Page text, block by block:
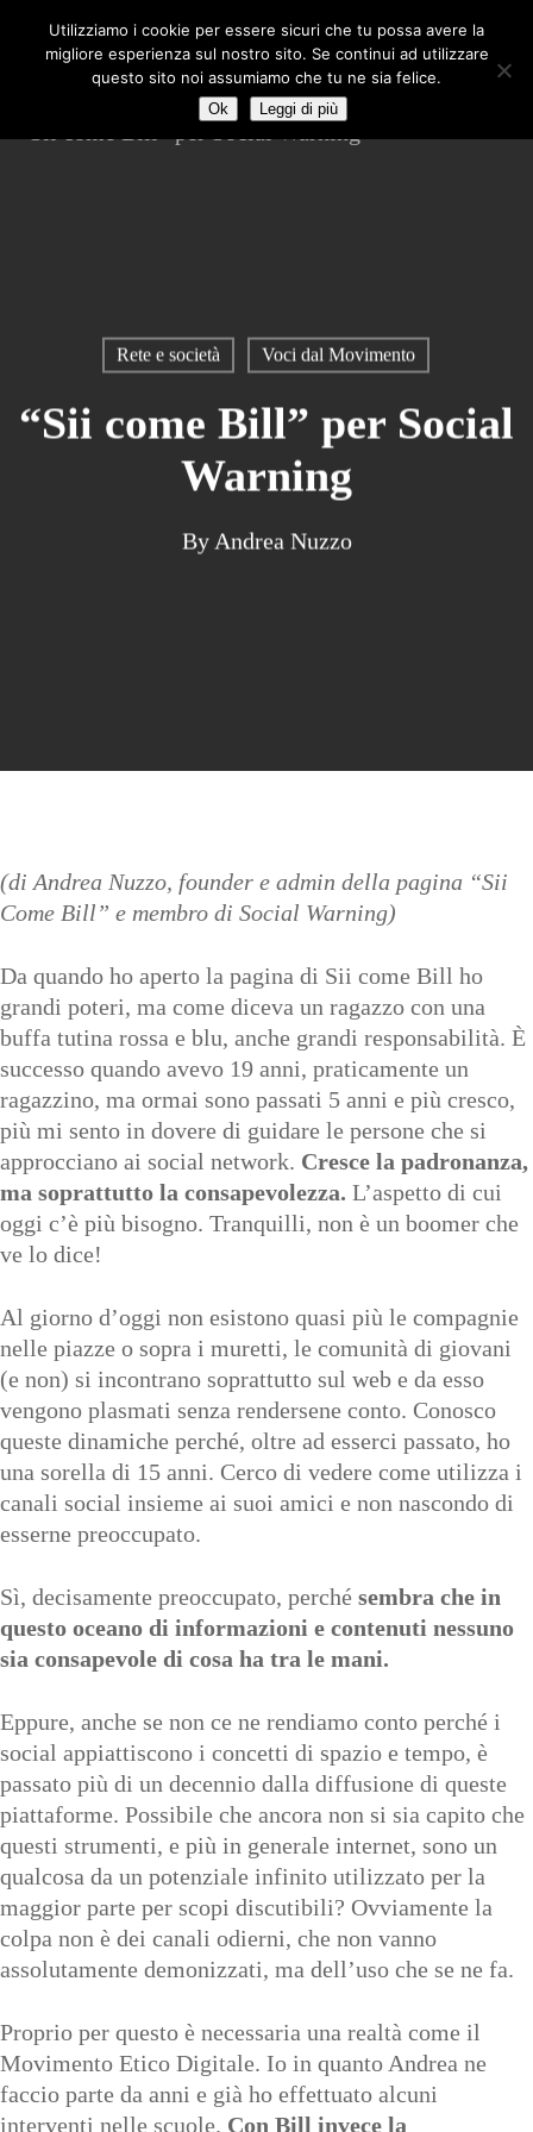
Rete e società Voci dal Movimento
“Sii come Bill” per Social
Warning
By Andrea Nuzzo
(di Andrea Nuzzo, founder e admin della pagina “Sii
Come Bill” e membro di Social Warning)
Da quando ho aperto la pagina di Sii come Bill ho
grandi poteri, ma come diceva un ragazzo con una
buffa tutina rossa e blu, anche grandi responsabilità. È
successo quando avevo 19 anni, praticamente un
ragazzino, ma ormai sono passati 5 anni e più cresco,
più mi sento in dovere di guidare le persone che si
approcciano ai social network. Cresce la padronanza,
ma soprattutto la consapevolezza. L’aspetto di cui
oggi c’è più bisogno. Tranquilli, non è un boomer che
ve lo dice!
Al giorno d’oggi non esistono quasi più le compagnie
nelle piazze o sopra i muretti, le comunità di giovani
(e non) si incontrano soprattutto sul web e da esso
vengono plasmati senza rendersene conto. Conosco
queste dinamiche perché, oltre ad esserci passato, ho
una sorella di 15 anni. Cerco di vedere come utilizza i
canali social insieme ai suoi amici e non nascondo di
esserne preoccupato.
Sì, decisamente preoccupato, perché sembra che in
questo oceano di informazioni e contenuti nessuno
sia consapevole di cosa ha tra le mani.
Eppure, anche se non ce ne rendiamo conto perché i
social appiattiscono i concetti di spazio e tempo, è
passato più di un decennio dalla diffusione di queste
piattaforme. Possibile che ancora non si sia capito che
questi strumenti, e più in generale internet, sono un
qualcosa da un potenziale infinito utilizzato per la
maggior parte per scopi discutibili? Ovviamente la
colpa non è dei canali odierni, che non vanno
assolutamente demonizzati, ma dell’uso che se ne fa.
Proprio per questo è necessaria una realtà come il
Movimento Etico Digitale. Io in quanto Andrea ne
faccio parte da anni e già ho effettuato alcuni
interventi nelle scuole. Con Bill invece la
Utilizziamo i cookie per essere sicuri che tu possa avere la
migliore esperienza sul nostro sito. Se continui ad utilizzare
questo sito noi assumiamo che tu ne sia felice.
Ok Leggi di più